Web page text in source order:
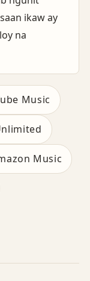
ikaw ay
na
Music
Music